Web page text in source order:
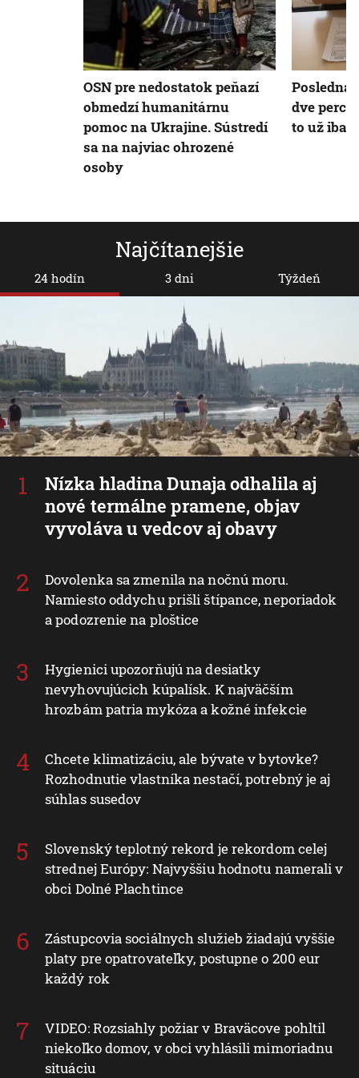
Najčítanejšie
24 hodín
Nízka hladina Dunaja odhalila aj
nové termálne pramene, objav
vyvoláva u vedcov aj obavy
Dovolenka sa zmenila na nočnú moru.
Namiesto oddychu prišli štípance, neporiadok
a podozrenie na ploštice
Hygienici upozorňujú na desiatky
nevyhovujúcich kúpalísk. K najväčším
hrozbám patria mykóza a kožné infekcie
Chcete klimatizáciu, ale bývate v bytovke?
Rozhodnutie vlastníka nestačí, potrebný je aj
súhlas susedov
Slovenský teplotný rekord je rekordom celej
strednej Európy: Najvyššiu hodnotu namerali v
obci Dolné Plachtince
Zástupcovia sociálnych služieb žiadajú vyššie
platy pre opatrovateľky, postupne o 200 eur
každý rok
VIDEO: Rozsiahly požiar v Braväcove pohltil
niekoľko domov, v obci vyhlásili mimoriadnu
situáciu
3 dni Týždeň
OSN pre nedostatok peňazí
obmedzí humanitárnu
pomoc na Ukrajine. Sústredí
sa na najviac ohrozené
osoby
Posledná
dve
to už iba